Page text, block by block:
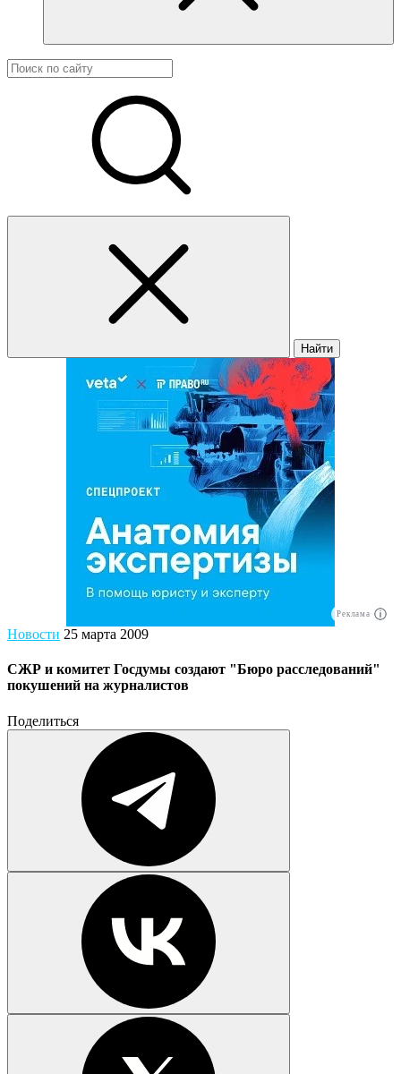
Найти
Реклама
Новости 25 марта 2009
СЖР и комитет Госдумы создают "Бюро расследований"
покушений на журналистов
Поделиться